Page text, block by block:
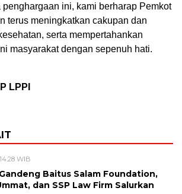
ini, kami berharap Pemkot
terus meningkatkan cakupan dan
serta mempertahankan
masyarakat dengan sepenuh hati.
LPPI
WIB
Baitus Salam Foundation,
dan SSP Law Firm Salurkan